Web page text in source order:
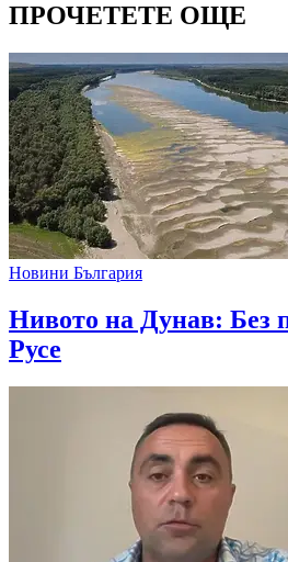
ПРОЧЕТЕТЕ ОЩЕ
Новини България
Нивото на Дунав: Без
Русе